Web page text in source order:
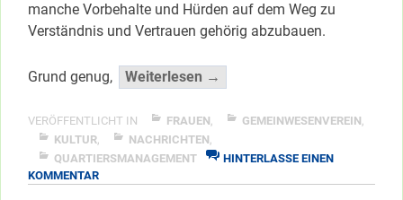
manche Vorbehalte und Hürden auf dem Weg zu
Verständnis und Vertrauen gehörig abzubauen.
Grund genug, Weiterlesen →
bis
Osterfeier
…”
VERÖFFENTLICHT IN FRAUEN, GEMEINWESENVEREIN,
KULTUR, NACHRICHTEN,
QUARTIERSMANAGEMENT
HINTERLASSE EINEN
KOMMENTARZU